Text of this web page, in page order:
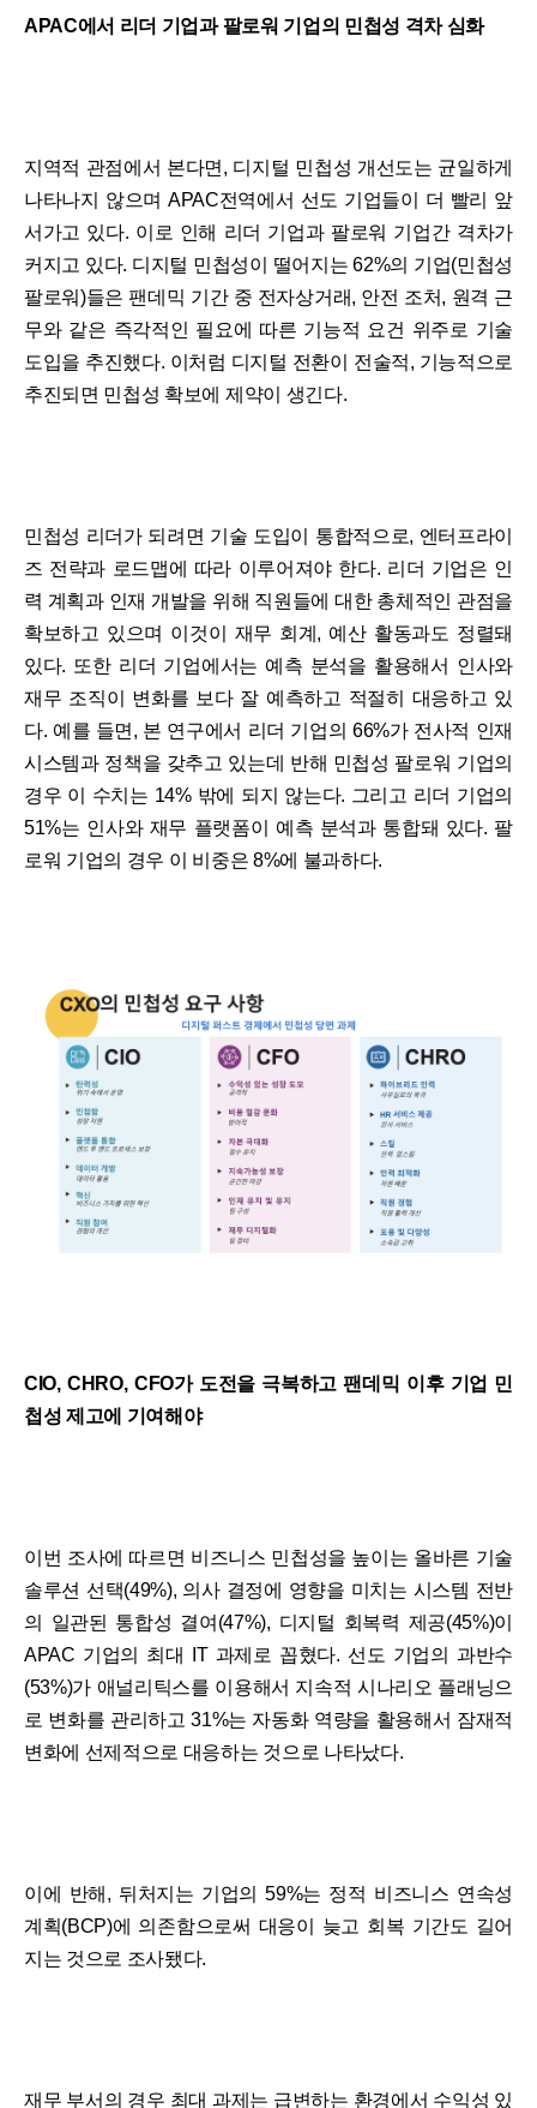
APAC에서 리더 기업과 팔로워 기업의 민첩성 격차 심화
지역적 관점에서 본다면, 디지털 민첩성 개선도는 균일하게
나타나지 않으며 APAC전역에서 선도 기업들이 더 빨리 앞
서가고 있다. 이로 인해 리더 기업과 팔로워 기업간 격차가
커지고 있다. 디지털 민첩성이 떨어지는 62%의 기업(민첩성
팔로워)들은 팬데믹 기간 중 전자상거래, 안전 조처, 원격 근
무와 같은 즉각적인 필요에 따른 기능적 요건 위주로 기술
도입을 추진했다. 이처럼 디지털 전환이 전술적, 기능적으로
추진되면 민첩성 확보에 제약이 생긴다.
민첩성 리더가 되려면 기술 도입이 통합적으로, 엔터프라이
즈 전략과 로드맵에 따라 이루어져야 한다. 리더 기업은 인
력 계획과 인재 개발을 위해 직원들에 대한 총체적인 관점을
확보하고 있으며 이것이 재무 회계, 예산 활동과도 정렬돼
있다. 또한 리더 기업에서는 예측 분석을 활용해서 인사와
재무 조직이 변화를 보다 잘 예측하고 적절히 대응하고 있
다. 예를 들면, 본 연구에서 리더 기업의 66%가 전사적 인재
시스템과 정책을 갖추고 있는데 반해 민첩성 팔로워 기업의
경우 이 수치는 14% 밖에 되지 않는다. 그리고 리더 기업의
51%는 인사와 재무 플랫폼이 예측 분석과 통합돼 있다. 팔
로워 기업의 경우 이 비중은 8%에 불과하다.
CIO, CHRO, CFO가 도전을 극복하고 팬데믹 이후 기업 민
첩성 제고에 기여해야
이번 조사에 따르면 비즈니스 민첩성을 높이는 올바른 기술
솔루션 선택(49%), 의사 결정에 영향을 미치는 시스템 전반
의 일관된 통합성 결여(47%), 디지털 회복력 제공(45%)이
APAC 기업의 최대 IT 과제로 꼽혔다. 선도 기업의 과반수
(53%)가 애널리틱스를 이용해서 지속적 시나리오 플래닝으
로 변화를 관리하고 31%는 자동화 역량을 활용해서 잠재적
변화에 선제적으로 대응하는 것으로 나타났다.
이에 반해, 뒤처지는 기업의 59%는 정적 비즈니스 연속성
계획(BCP)에 의존함으로써 대응이 늦고 회복 기간도 길어
지는 것으로 조사됐다.
재무 부서의 경우 최대 과제는 급변하는 환경에서 수익성 있